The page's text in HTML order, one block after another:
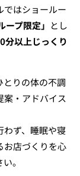
ではショールー
プ限定」 とし
分以上じっくり
とりの体の不調
・アドバイス
ず、睡眠や寝
お店づくりを心
。